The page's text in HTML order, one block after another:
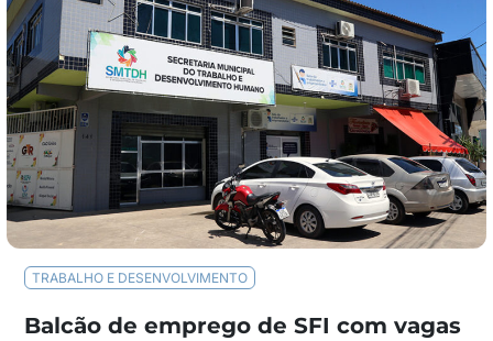
TRABALHO E DESENVOLVIMENTO
Balcão de emprego de SFI com vagas